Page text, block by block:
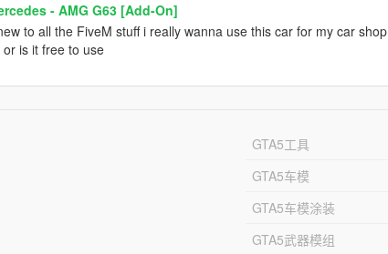
- AMG G63 [Add-On]
to all the FiveM stuff i really wanna use this car for my car shop
is it free to use
GTA5工具
GTA5车模
GTA5车模涂装
GTA5武器模组